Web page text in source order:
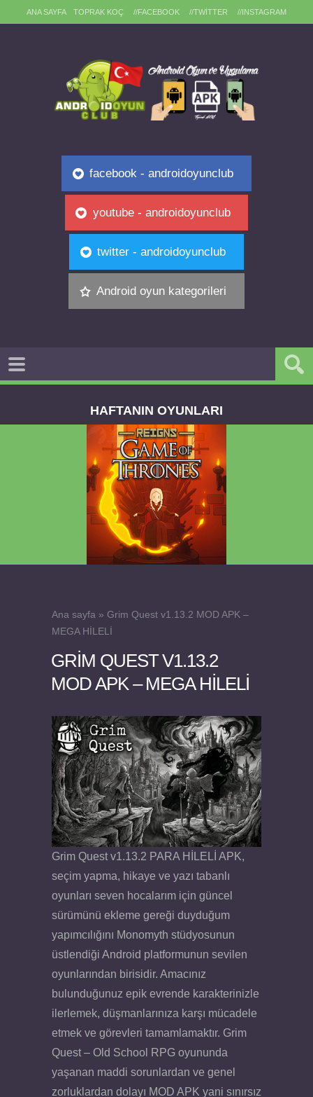
ANA SAYFA TOPRAK KOÇ //FACEBOOK //TWITTER //INSTAGRAM
facebook - androidoyunclub
youtube - androidoyunclub
twitter - androidoyunclub
Android oyun kategorileri
HAFTANIN OYUNLARI
Felix the Reaper v1.25 FULL APK
Ana sayfa » Grim Quest v1.13.2 MOD APK –
MEGA HİLELİ
GRIM QUEST V1.13.2
MOD APK – MEGA HİLELİ
Grim Quest v1.13.2 PARA HİLELİ APK,
seçim yapma, hikaye ve yazı tabanlı
oyunları seven hocalarım için güncel
sürümünü ekleme gereği duyduğum
yapımcılığını Monomyth stüdyosunun
üstlendiği Android platformunun sevilen
oyunlarından birisidir. Amacınız
bulunduğunuz epik evrende karakterinizle
ilerlemek, düşmanlarınıza karşı mücadele
etmek ve görevleri tamamlamaktır. Grim
Quest – Old School RPG oyununda
yaşanan maddi sorunlardan ve genel
zorluklardan dolayı MOD APK yani sınırsız